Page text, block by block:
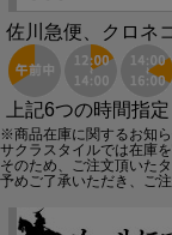
佐川急便、クロネ
上記6つの時間指定
※商品在庫に関するお知
サクラスタイルでは在庫
そのため、ご注文頂いた
予めご了承いただき、ご